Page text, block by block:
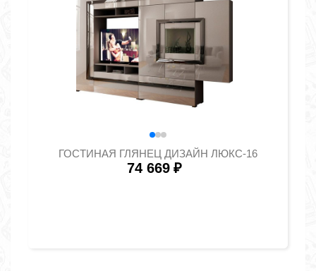
ГОСТИНАЯ ГЛЯНЕЦ ДИЗАЙН ЛЮКС-16
74 669 ₽